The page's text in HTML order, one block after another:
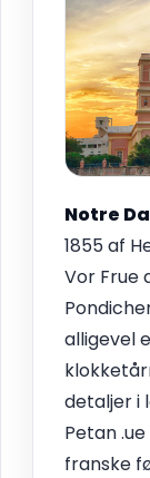
Notre
1855 af
Vor Frue
alligevel
detaljer i
Petan
franske